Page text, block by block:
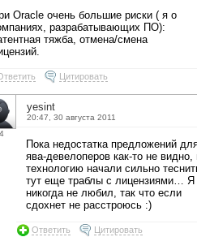
Oracle очень большие риски ( я о
разрабатывающих ПО):
тяжба, отмена/смена
Цитировать
yesint
20:47, 30 августа 2011
Пока недостатка предложений
ява-девелоперов как-то не видно,
технологию начали сильно
тут еще траблы с лицензиями… Я
никогда не любил, так что если
сдохнет не расстроюсь :)
Ответить Цитировать